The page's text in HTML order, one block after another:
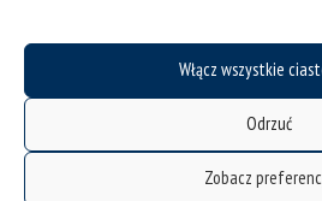
Włącz wszystkie
Odrzuć
Zobacz
right to health”
Przypominamy, że wydarzenia
w języku angielskim. Wstęp na
wolny od opłat!